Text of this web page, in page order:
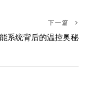
下一篇
系统背后的温控奥秘